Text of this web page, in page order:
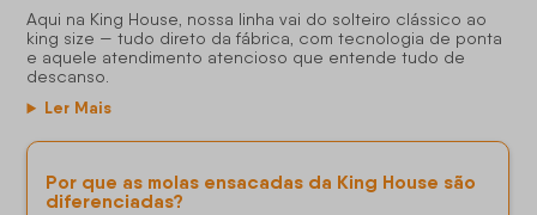
Aqui na King House, nossa linha vai do solteiro clássico ao
king size — tudo direto da fábrica, com tecnologia de ponta
e aquele atendimento atencioso que entende tudo de
descanso.
Ler Mais
Por que as molas ensacadas da King House são
diferenciadas?